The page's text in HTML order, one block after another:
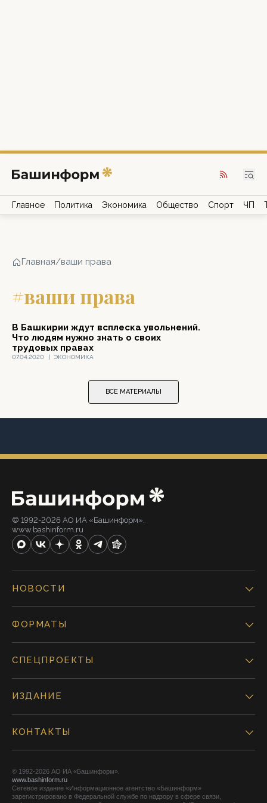
Главное Политика Экономика Общество Спорт ЧП
Главная/ваши права
#ваши права
07.04.2020 | ЭКОНОМИКА
В Башкирии ждут всплеска увольнений.
Что людям нужно знать о своих
трудовых правах
ВСЕ МАТЕРИАЛЫ
© 1992-2026 АО ИА «Башинформ».
www.bashinform.ru
НОВОСТИ
ФОРМАТЫ
СПЕЦПРОЕКТЫ
ИЗДАНИЕ
КОНТАКТЫ
© 1992-2026 АО ИА «Башинформ».
www.bashinform.ru
Сетевое издание «Информационное агентство «Башинформ»
зарегистрировано в Федеральной службе по надзору в сфере связи,